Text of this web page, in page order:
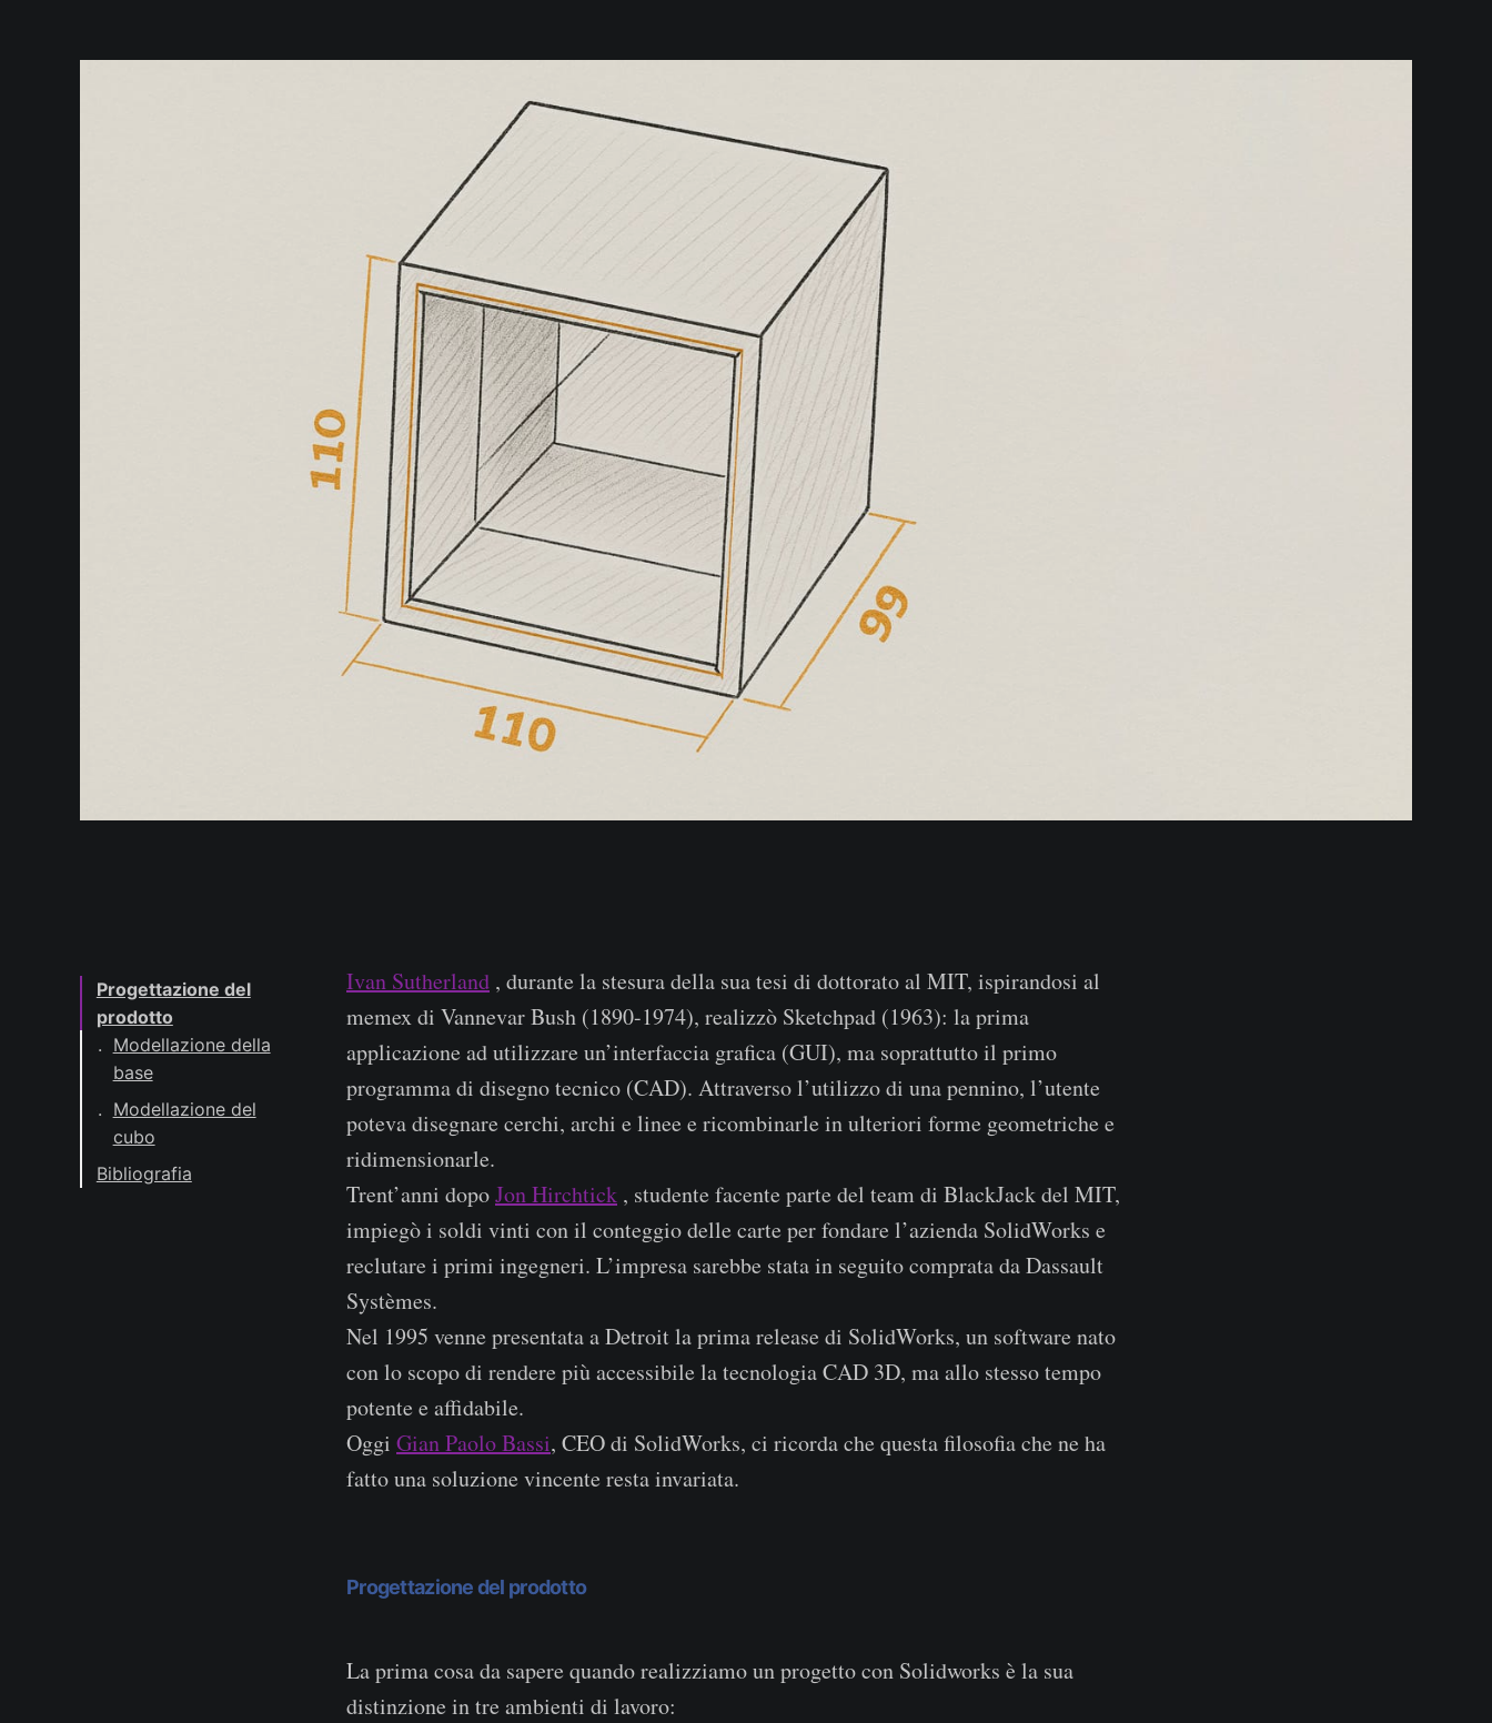
Progettazione del
prodotto
Modellazione della
base
Modellazione del
cubo
Bibliografia
Ivan Sutherland , durante la stesura della sua tesi di dottorato al MIT, ispirandosi al
memex di Vannevar Bush (1890-1974), realizzò Sketchpad (1963): la prima
applicazione ad utilizzare un’interfaccia grafica (GUI), ma soprattutto il primo
programma di disegno tecnico (CAD). Attraverso l’utilizzo di una pennino, l’utente
poteva disegnare cerchi, archi e linee e ricombinarle in ulteriori forme geometriche e
ridimensionarle.
Trent’anni dopoJon Hirchtick , studente facente parte del team di BlackJack del MIT,
impiegò i soldi vinti con il conteggio delle carte per fondare l’azienda SolidWorks e
reclutare i primi ingegneri. L’impresa sarebbe stata in seguito comprata da Dassault
Systèmes.
Nel 1995 venne presentata a Detroit la prima release di SolidWorks, un software nato
con lo scopo di rendere più accessibile la tecnologia CAD 3D, ma allo stesso tempo
potente e affidabile.
Oggi Gian Paolo Bassi, CEO di SolidWorks, ci ricorda che questa filosofia che ne ha
fatto una soluzione vincente resta invariata.
Progettazione del prodotto
La prima cosa da sapere quando realizziamo un progetto con Solidworks è la sua
distinzione in tre ambienti di lavoro: